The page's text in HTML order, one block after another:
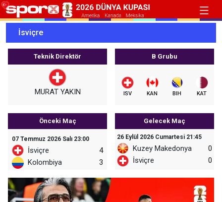
İsviçre
Teknik Direktör
MURAT YAKIN
B Grubu
ISV KAN BIH KAT
Önceki Maç
07 Temmuz 2026 Salı 23:00
İsviçre
Kolombiya
4
3
Gelecek Maç
26 Eylül 2026 Cumartesi 21:45
Kuzey Makedonya
İsviçre
0
0